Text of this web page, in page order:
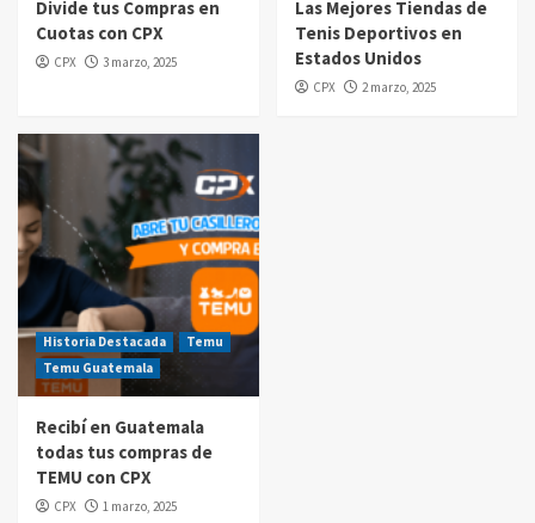
$20 de reintegro en tus compras Amazon
Prime Day Guatemala 2025
Divide tus Compras en
Cuotas con CPX
CPX 3 marzo, 2025
Las Mejores Tiendas de
Tenis Deportivos en
Estados Unidos
CPX 2 marzo, 2025
Historia Destacada
Temu
Temu Guatemala
Recibí en Guatemala
todas tus compras de
TEMU con CPX
CPX 1 marzo, 2025